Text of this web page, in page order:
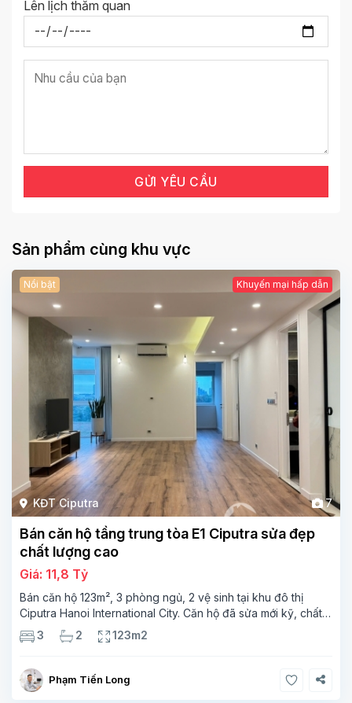
Lên lịch thăm quan
Sản phẩm cùng khu vực
KĐT Ciputra 7
Nổi bật Khuyến mại hấp dẫn
Bán căn hộ tầng trung tòa E1 Ciputra sửa đẹp
chất lượng cao
Giá: 11,8 Tỷ
Bán căn hộ 123m², 3 phòng ngủ, 2 vệ sinh tại khu đô thị
Ciputra Hanoi International City. Căn hộ đã sửa mới kỹ, chất
lượng cao, sàn gỗ, bếp hiện đại, không gian thoáng sáng.
3 2 123m2
Phạm Tiến Long